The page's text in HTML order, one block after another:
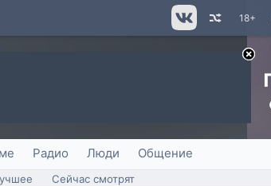
18+
Радио Люди Общение
Сейчас смотрят